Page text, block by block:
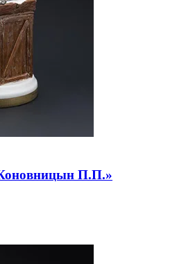
Коновницын П.П.»